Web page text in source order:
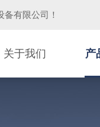
备有限公司 ！
关于我们 产